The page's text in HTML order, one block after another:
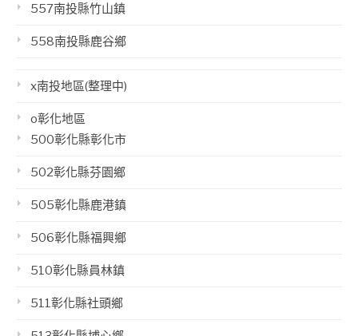
557南投縣竹山鎮
558南投縣鹿谷鄉
x南投地區(整理中)
o彰化地區
500彰化縣彰化市
502彰化縣芬園鄉
505彰化縣鹿港鎮
506彰化縣福興鄉
510彰化縣員林鎮
511彰化縣社頭鄉